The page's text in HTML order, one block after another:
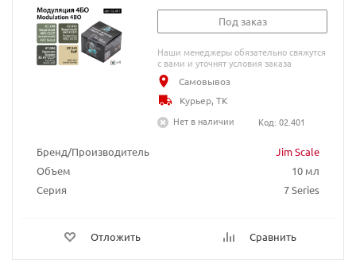
Бренд/Производитель
Jim Scale
Объем
10 мл
Серия
7 Series
Отложить Сравнить
Под заказ
Наши менеджеры обязательно свяжутся
с вами и уточнят условия заказа
Самовывоз
Курьер, ТК
Нет в наличии
Код: 02.401